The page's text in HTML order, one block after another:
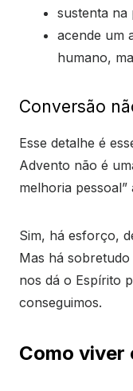
sustenta na
acende um
humano,
Conversão
Esse detalhe é
Advento não é
melhoria
Sim, há esforço,
Mas há sobretudo
nos dá o Espírito
conseguimos.
Como viver